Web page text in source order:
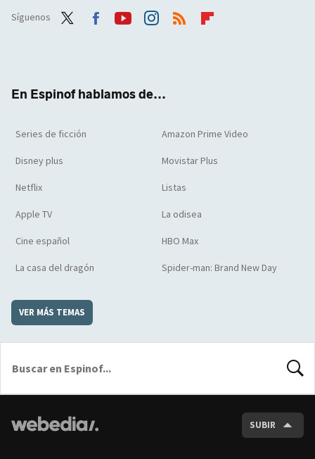
Síguenos
En Espinof hablamos de...
Series de ficción Amazon Prime Video
Disney plus Movistar Plus
Netflix Listas
Apple TV La odisea
Cine español HBO Max
La casa del dragón Spider-man: Brand New Day
VER MÁS TEMAS
SUBIR